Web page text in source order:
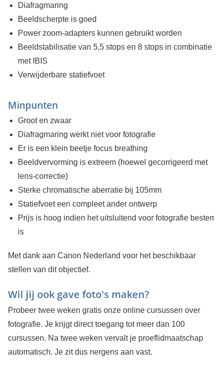
Diafragmaring
Beeldscherpte is goed
Power zoom-adapters kunnen gebruikt worden
Beeldstabilisatie van 5,5 stops en 8 stops in combinatie
met IBIS
Verwijderbare statiefvoet
Minpunten
Groot en zwaar
Diafragmaring werkt niet voor fotografie
Er is een klein beetje focus breathing
Beeldvervorming is extreem (hoewel gecorrigeerd met
lens-correctie)
Sterke chromatische aberratie bij 105mm
Statiefvoet een compleet ander ontwerp
Prijs is hoog indien het uitsluitend voor fotografie bestemd
is
Met dank aan Canon Nederland voor het beschikbaar
stellen van dit objectief.
Wil jij ook gave foto's maken?
Probeer twee weken gratis onze online cursussen over
fotografie. Je krijgt direct toegang tot meer dan 100
cursussen. Na twee weken vervalt je proeflidmaatschap
automatisch. Je zit dus nergens aan vast.